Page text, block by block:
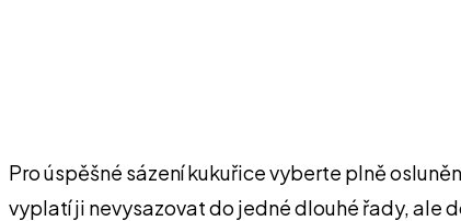
Pro úspěšné sázení kukuřice vyberte plně
vyplatí ji nevysazovat do jedné dlouhé řady, ale